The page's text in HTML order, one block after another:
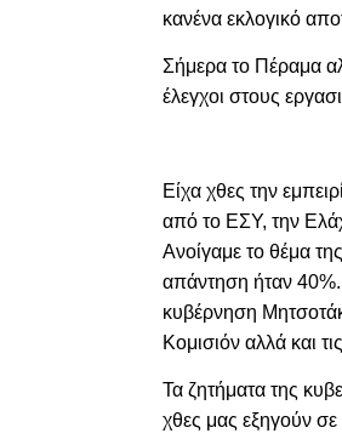
κανένα εκλογικό
Σήμερα το Πέραμα
έλεγχοι στους
Είχα χθες την
από το ΕΣΥ, την
Ανοίγαμε το θέμα
απάντηση ήταν 40%.
κυβέρνηση
Κομισιόν αλλά και
Τα ζητήματα της
χθες μας εξηγούν